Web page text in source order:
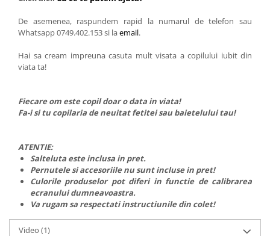
De asemenea, raspundem rapid la numarul de telefon sau
Whatsapp 0749.402.153 si laemail.
Hai sa cream impreuna casuta mult visata a copilului iubit din
viata ta!
Fiecare om este copil doar o data in viata!
Fa-i si tu copilaria de neuitat fetitei sau baietelului tau!
ATENTIE:
Salteluta este inclusa in pret.
Pernutele si accesoriile nu sunt incluse in pret!
Culorile produselor pot diferi in functie de calibrarea
ecranului dumneavoastra.
Va rugam sa respectati instructiunile din colet!
Video (1)